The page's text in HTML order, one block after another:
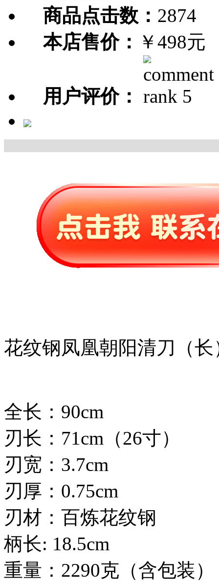
商品点击数： 2874
本店售价： ￥498元
用户评价：
花纹钢凤凰朝阳清刀（长
全长：90cm
刃长：71cm（26寸）
刃宽：3.7cm
刃厚：0.75cm
刃材：百炼花纹钢
柄长: 18.5cm
重量：2290克（含包装）